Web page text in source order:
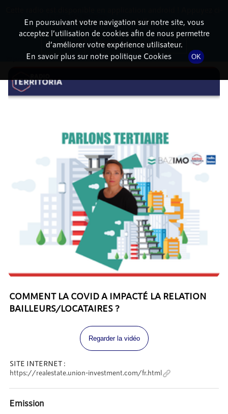
DÉTAILS DE L'ÉPISODE
29 janvier 2021à 15h05, durée : 14 minutes
COMMENT LA COVID A IMPACTÉ LA RELATION
BAILLEURS/LOCATAIRES ?
Regarder la vidéo
SITE INTERNET :
https://realestate.union-investment.com/fr.html
Emission
En poursuivant votre navigation sur notre site, vous
acceptez l’utilisation de cookies afin de nous permettre
d’améliorer votre expérience utilisateur.
En savoir plus sur notre politique Cookies
OK
dessous pour l'installer.
Non merci Télécharger l'application